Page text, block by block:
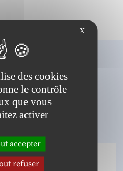
Twitter
LinkedIn
X
des cookies
le contrôle
que vous
activer
accepter
refuser